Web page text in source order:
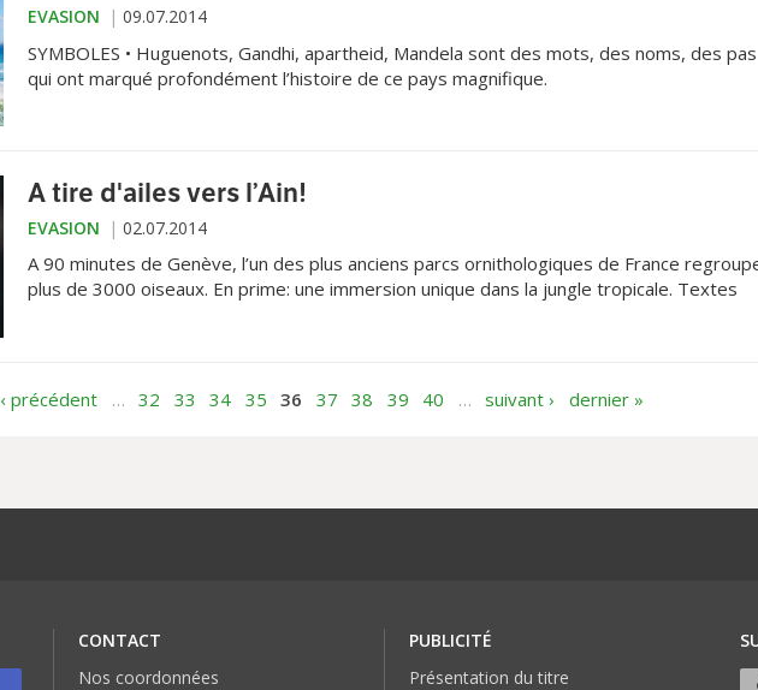
EVASION 09.07.2014
SYMBOLES • Huguenots, Gandhi, apartheid, Mandela sont des mots, des noms, des pas
qui ont marqué profondément l’histoire de ce pays magnifique.
A tire d'ailes vers l’Ain!
EVASION 02.07.2014
A 90 minutes de Genève, l’un des plus anciens parcs ornithologiques de France
plus de 3000 oiseaux. En prime: une immersion unique dans la jungle tropicale. Textes
‹ précédent … 32 33 34 35 36 37 38 39 40 … suivant › dernier »
CONTACT
Nos coordonnées
PUBLICITÉ
Présentation du titre